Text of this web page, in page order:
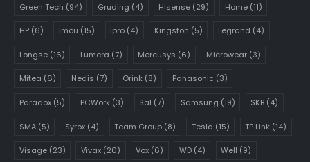
Green Tech (94) Gruding (4) Hisense (29) Home(11)
HP(6) Imou (15) Ipro (4) Kingston (5) Legrand (4)
Longse(16) Lumera (7) Mercusys (6) Microwear(3)
Mitea (6) Nedis (7) Orink (8) Panasonic(3)
Paradox(5) PCWork (3) Sal (7) Samsung (19) SKB (4)
SMA(5) Syrox (4) Team Group (8) Tesla (15) TP Link (14)
Visage(23) Vivax (20) Vox (6) WD(4) Well (9)